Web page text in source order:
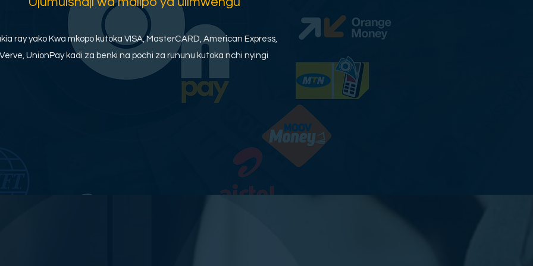
ray yako Kwa mkopo kutoka VISA, MasterCARD, American Express,
Verve, UnionPay kadi za benki na pochi za rununu kutoka nchi nyingi